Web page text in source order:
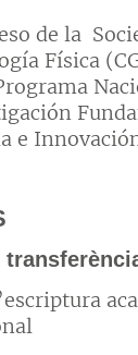
de la
Física
e